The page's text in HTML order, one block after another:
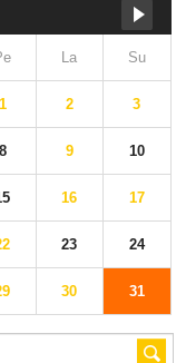
La Su
1 2 3
8 9 10
16 17
23 24
30 31